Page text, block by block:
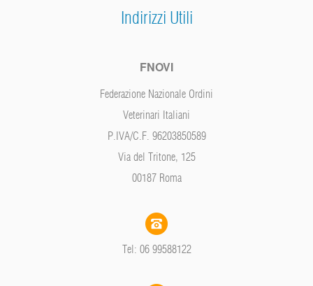
Indirizzi Utili
FNOVI
Federazione Nazionale Ordini
Veterinari Italiani
P.IVA/C.F. 96203850589
Via del Tritone, 125
00187 Roma
Tel: 06 99588122